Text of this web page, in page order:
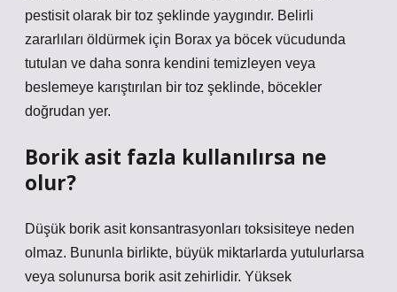
pestisit olarak bir toz şeklinde yaygındır. Belirli
zararlıları öldürmek için Borax ya böcek vücudunda
tutulan ve daha sonra kendini temizleyen veya
beslemeye karıştırılan bir toz şeklinde, böcekler
doğrudan yer.
Borik asit fazla kullanılırsa ne
olur?
Düşük borik asit konsantrasyonları toksisiteye neden
olmaz. Bununla birlikte, büyük miktarlarda yutulurlarsa
veya solunursa borik asit zehirlidir. Yüksek